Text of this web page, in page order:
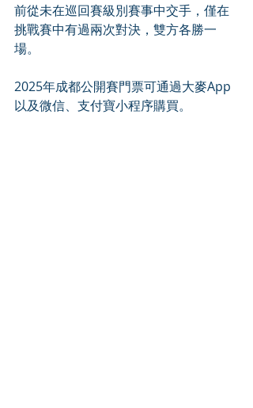
前從未在巡回賽級別賽事中交手，僅在
挑戰賽中有過兩次對決，雙方各勝一
場。
2025年成都公開賽門票可通過大麥App
以及微信、支付寶小程序購買。